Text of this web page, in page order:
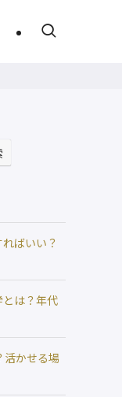
ばいい？
は？年代
活かせる場